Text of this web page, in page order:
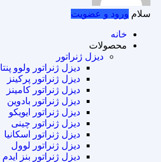
سلام ورود و عضویت
خانه
محصولات
دیزل ژنراتور
دیزل ژنراتور ولوو پنتا
دیزل ژنراتور پرکینز
دیزل ژنراتور کامینز
دیزل ژنراتور بادوین
دیزل ژنراتور ایویکو
دیزل ژنراتور چینی
دیزل ژنراتور اسکانیا
دیزل ژنراتور لوول
دیزل ژنراتور بنز ایدم